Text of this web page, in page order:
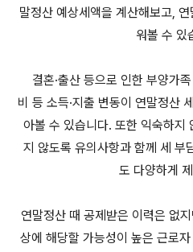
말정산 예상세액을 계산해보고, 연
워볼 수 있
결혼·출산 등으로 인한 부양가
비 등 소득·지출 변동이 연말정산
아볼 수 있습니다. 또한 익숙하지
지 않도록 유의사항과 함께 세 부
도 다양하게
연말정산 때 공제받은 이력은 없
상에 해당할 가능성이 높은 근로